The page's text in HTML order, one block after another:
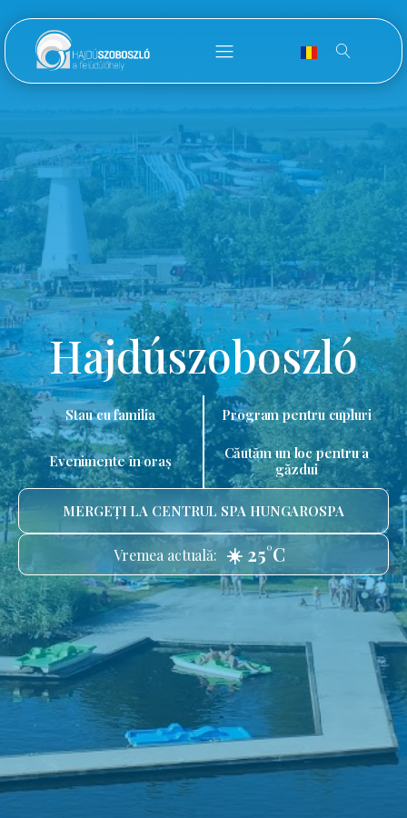
Hajdúszoboszló
Stau cu familia Program pentru cupluri
Evenimente în oraș
Căutăm un loc pentru a
găzdui
MERGEȚI LA CENTRUL SPA HUNGAROSPA
Vremea actuală: ☀️ 25°C